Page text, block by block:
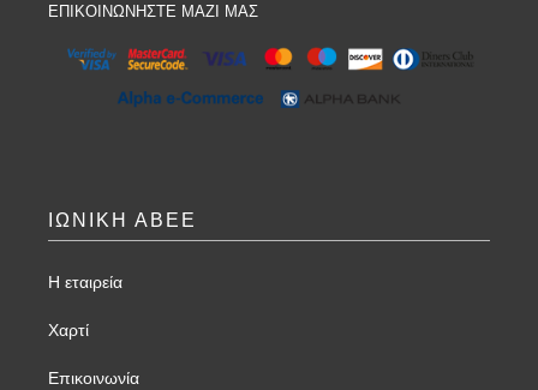
ΕΠΙΚΟΙΝΩΝΗΣΤΕ ΜΑΖΙ ΜΑΣ
ΙΩΝΙΚΗ ΑΒΕΕ
Η εταιρεία
Χαρτί
Επικοινωνία